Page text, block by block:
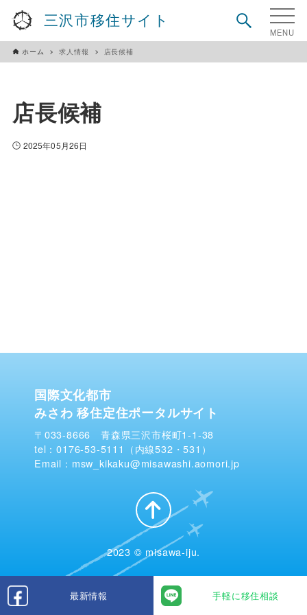
三沢市移住サイト
最新情報 手軽に移住相談
ホーム 求人情報 店長候補
店長候補
2025年05月26日
国際文化都市
みさわ 移住定住ポータルサイト
〒033-8666 青森県三沢市桜町1-1-38
tel：0176-53-5111（内線532・531）
Email：msw_kikaku@misawashi.aomori.jp
2023 © misawa-iju.